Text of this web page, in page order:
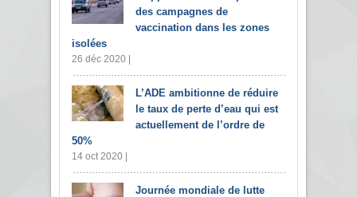
des campagnes de
vaccination dans les zones
isolées
26 déc 2020 |
L’ADE ambitionne de réduire
le taux de perte d’eau qui est
actuellement de l’ordre de
50%
14 oct 2020 |
Journée mondiale de lutte